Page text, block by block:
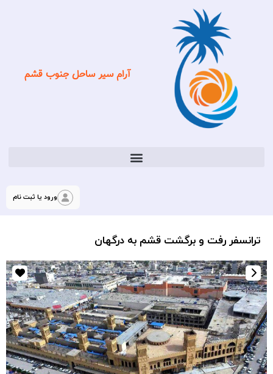
آرام سیر ساحل جنوب قشم
ورود یا ثبت نام
ترانسفر رفت و برگشت قشم به درگهان